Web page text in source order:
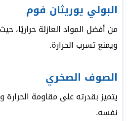
البولي يوريثان فوم
من أفضل المواد العازلة حراريًا،
ويمنع تسرب الحرارة.
الصوف الصخري
يتميز بقدرته على مقاومة
نفسه.